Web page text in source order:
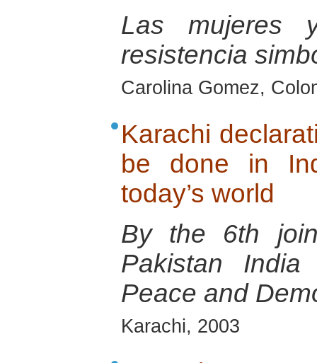
Las mujeres
resistencia
Carolina Gomez,
Karachi
be done in
today’s world
By the 6th
Pakistan India
Peace and
Karachi, 2003